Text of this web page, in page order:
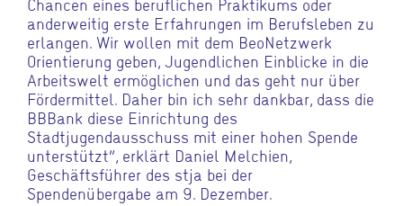
anderweitig erste Erfahrungen im Berufsleben zu
erlangen. Wir wollen mit dem BeoNetzwerk
Orientierung geben, Jugendlichen Einblicke in die
Arbeitswelt ermöglichen und das geht nur über
Fördermittel. Daher bin ich sehr dankbar, dass die
BBBank diese Einrichtung des
Stadtjugendausschuss mit einer hohen Spende
unterstützt“, erklärt Daniel Melchien,
Geschäftsführer des stja bei der
Spendenübergabe am 9. Dezember.